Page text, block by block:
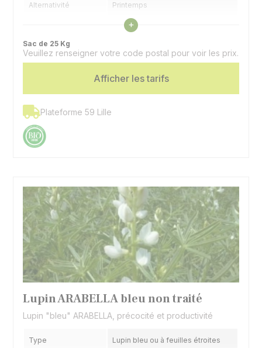
Alternativité Printemps
Précoce
Utilisation Couvert
Voir les caractéristiques
+
Sac de 25 Kg
Veuillez renseigner votre code postal pour voir les prix.
Afficher les tarifs
Plateforme 59 Lille
Lupin ARABELLA bleu non traité
Lupin "bleu" ARABELLA, précocité et productivité
Type Lupin bleu ou à feuilles étroites